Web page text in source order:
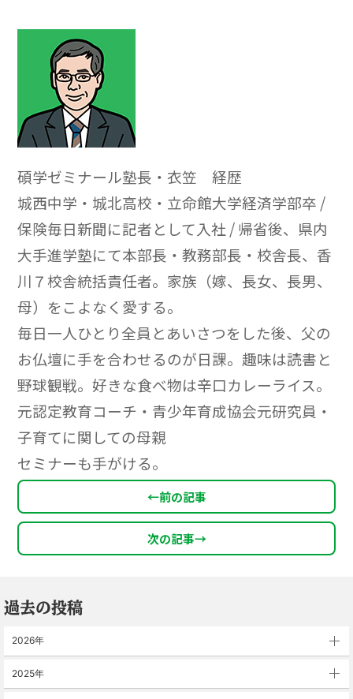
碩学ゼミナール塾長・衣笠 経歴
城西中学・城北高校・立命館大学経済学部卒 /
保険毎日新聞に記者として入社 / 帰省後、県内
大手進学塾にて本部長・教務部長・校舎長、香
川７校舎統括責任者。家族（嫁、長女、長男、
母）をこよなく愛する。
毎日一人ひとり全員とあいさつをした後、父の
お仏壇に手を合わせるのが日課。趣味は読書と
野球観戦。好きな食べ物は辛口カレーライス。
元認定教育コーチ・青少年育成協会元研究員・
子育てに関しての母親
セミナーも手がける。
←前の記事
次の記事→
過去の投稿
2026年
2025年